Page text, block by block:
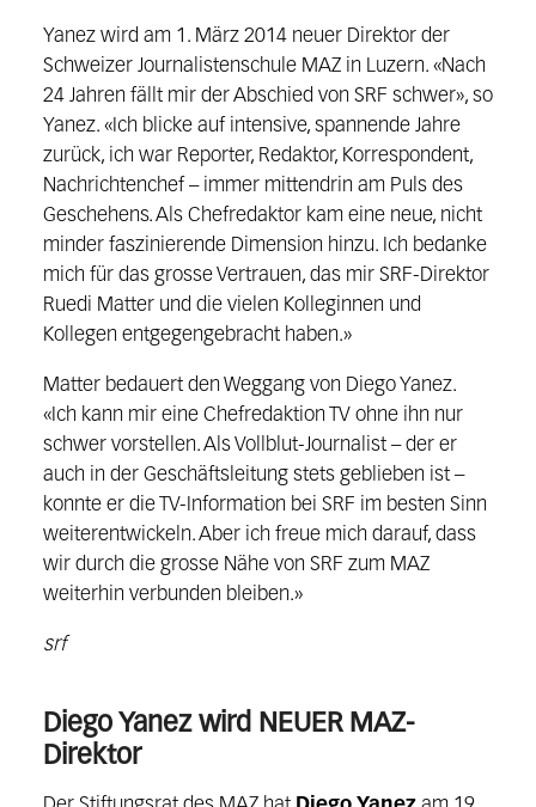
Yanez wird am 1. März 2014 neuer Direktor der
Schweizer Journalistenschule MAZ in Luzern. «Nach
24 Jahren fällt mir der Abschied von SRF schwer», so
Yanez. «Ich blicke auf intensive, spannende Jahre
zurück, ich war Reporter, Redaktor, Korrespondent,
Nachrichtenchef – immer mittendrin am Puls des
Geschehens. Als Chefredaktor kam eine neue, nicht
minder faszinierende Dimension hinzu. Ich bedanke
mich für das grosse Vertrauen, das mir SRF-Direktor
Ruedi Matter und die vielen Kolleginnen und
Kollegen entgegengebracht haben.»
Matter bedauert den Weggang von Diego Yanez.
«Ich kann mir eine Chefredaktion TV ohne ihn nur
schwer vorstellen. Als Vollblut-Journalist – der er
auch in der Geschäftsleitung stets geblieben ist –
konnte er die TV-Information bei SRF im besten Sinn
weiterentwickeln. Aber ich freue mich darauf, dass
wir durch die grosse Nähe von SRF zum MAZ
weiterhin verbunden bleiben.»
srf
Diego Yanez wird NEUER MAZ-
Direktor